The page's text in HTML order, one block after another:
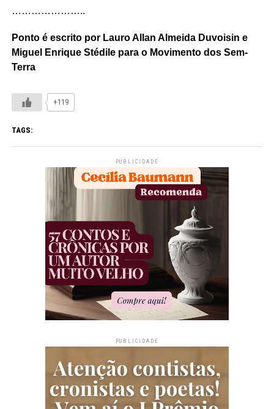
…………………..
Ponto é escrito por Lauro Allan Almeida Duvoisin e
Miguel Enrique Stédile para o Movimento dos Sem-
Terra
+119
TAGS:
PUBLICIDADE
PUBLICIDADE